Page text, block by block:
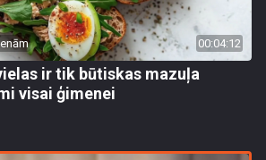
00:04:12
ir tik būtiskas mazuļa
visai ģimenei